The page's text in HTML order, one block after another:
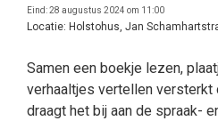
Eind:28 augustus 2024 om 11:00
Locatie: Holstohus, Jan
Samen een boekje lezen,
verhaaltjes vertellen versterkt
draagt het bij aan de spraak-